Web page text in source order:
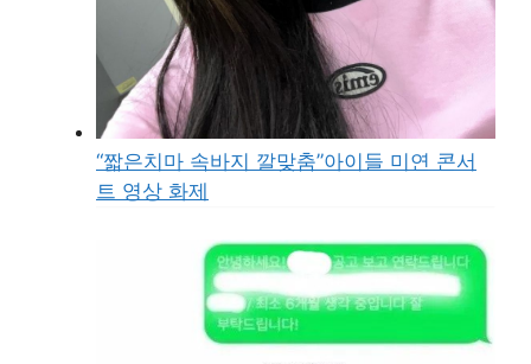
“짧은치마 속바지 깔맞춤”아이들 미연 콘서
트 영상 화제